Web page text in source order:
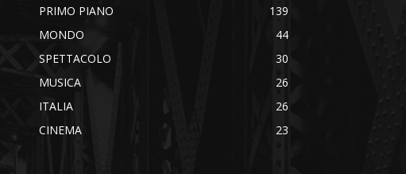
PRIMO PIANO
139
MONDO
44
SPETTACOLO
30
MUSICA
26
ITALIA
26
CINEMA
23